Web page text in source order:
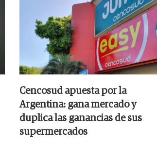
Cencosud apuesta por la
Argentina: gana mercado y
duplica las ganancias de sus
supermercados